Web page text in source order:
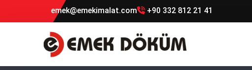
emek@emekimalat.com +90 332 812 21 41